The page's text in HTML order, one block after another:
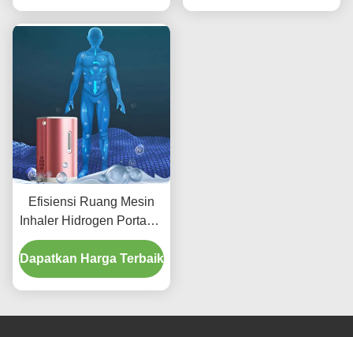
Efisiensi Ruang Mesin
Inhaler Hidrogen Portable
150ml 225ml
Dapatkan Harga Terbaik